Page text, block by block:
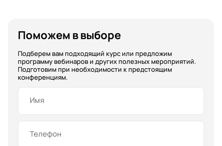
Поможем в выборе
Подберем вам подходящий курс или предложим
программу вебинаров и других полезных мероприятий.
Подготовим при необходимости к предстоящим
конференциям.
Имя
Телефон